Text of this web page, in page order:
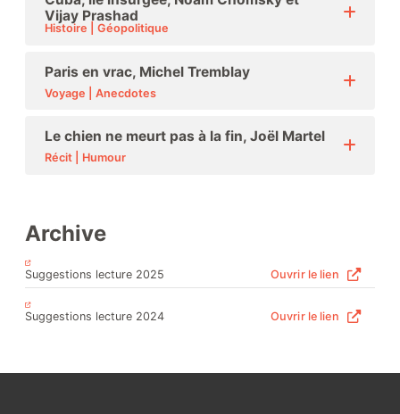
Vijay Prashad
Histoire | Géopolitique
Paris en vrac, Michel Tremblay
Voyage | Anecdotes
Le chien ne meurt pas à la fin, Joël Martel
Récit | Humour
Archive
Suggestions lecture 2025 Ouvrir le lien
Suggestions lecture 2024 Ouvrir le lien